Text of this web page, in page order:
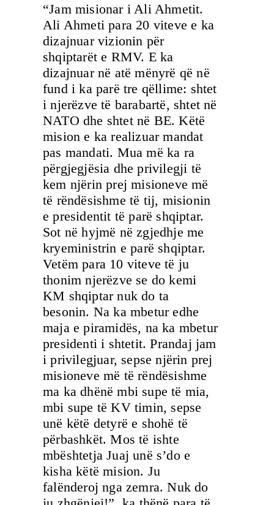
“Jam misionar i Ali Ahmetit.
Ali Ahmeti para 20 viteve e ka
dizajnuar vizionin për
shqiptarët e RMV. E ka
dizajnuar në atë mënyrë që në
fund i ka parë tre qëllime: shtet
i njerëzve të barabartë, shtet në
NATO dhe shtet në BE. Këtë
mision e ka realizuar mandat
pas mandati. Mua më ka ra
përgjegjësia dhe privilegji të
kem njërin prej misioneve më
të rëndësishme të tij, misionin
e presidentit të parë shqiptar.
Sot në hyjmë në zgjedhje me
kryeministrin e parë shqiptar.
Vetëm para 10 viteve të ju
thonim njerëzve se do kemi
KM shqiptar nuk do ta
besonin. Na ka mbetur edhe
maja e piramidës, na ka mbetur
presidenti i shtetit. Prandaj jam
i privilegjuar, sepse njërin prej
misioneve më të rëndësishme
ma ka dhënë mbi supe të mia,
mbi supe të KV timin, sepse
unë këtë detyrë e shohë të
përbashkët. Mos të ishte
mbështetja Juaj unë s’do e
kisha këtë mision. Ju
falënderoj nga zemra. Nuk do